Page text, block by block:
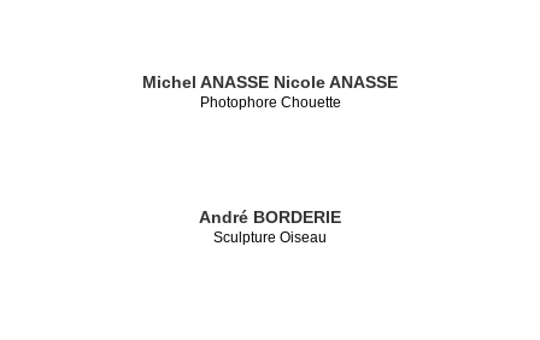
Michel ANASSE Nicole ANASSE
Photophore Chouette
André BORDERIE
Sculpture Oiseau